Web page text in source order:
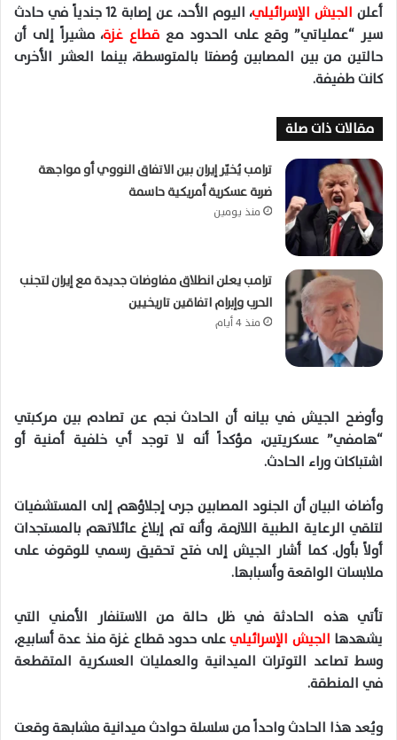
أعلن الجيش الإسرائيلي، اليوم الأحد، عن إصابة 12جندياً في حادث
سير “عملياتي” وقع على الحدود مع قطاع غزة، مشيراً إلى أن
حالتين من بين المصابين وُصفتا بالمتوسطة، بينما العشر الأخرى
كانت طفيفة.
مقالات ذات صلة
ترامب يُخيّر إيران بين الاتفاق النووي أو مواجهة
ضربة عسكرية أمريكية حاسمة
منذ يومين
ترامب يعلن انطلاق مفاوضات جديدة مع إيران لتجنب
الحرب وإبرام اتفاقين تاريخيين
منذ 4 أيام
وأوضح الجيش في بيانه أن الحادث نجم عن تصادم بين مركبتي
“هامفي” عسكريتين، مؤكداً أنه لا توجد أي خلفية أمنية أو
اشتباكات وراء الحادث.
وأضاف البيان أن الجنود المصابين جرى إجلاؤهم إلى المستشفيات
لتلقي الرعاية الطبية اللازمة، وأنه تم إبلاغ عائلاتهم بالمستجدات
أولاً بأول. كما أشار الجيش إلى فتح تحقيق رسمي للوقوف على
ملابسات الواقعة وأسبابها.
تأتي هذه الحادثة في ظل حالة من الاستنفار الأمني التي
يشهدها الجيش الإسرائيليعلى حدود قطاع غزة منذ عدة أسابيع،
وسط تصاعد التوترات الميدانية والعمليات العسكرية المتقطعة
في المنطقة.
ويُعد هذا الحادث واحداً من سلسلة حوادث ميدانية مشابهة وقعت